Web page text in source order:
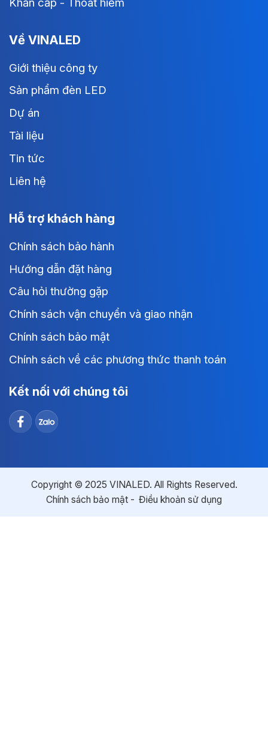
Về VINALED
Giới thiệu công ty
Sản phẩm đèn LED
Dự án
Tài liệu
Tin tức
Liên hệ
Hỗ trợ khách hàng
Chính sách bảo hành
Hướng dẫn đặt hàng
Câu hỏi thường gặp
Chính sách vận chuyển và giao nhận
Chính sách bảo mật
Chính sách về các phương thức thanh toán
Kết nối với chúng tôi
Copyright © 2025 VINALED. All Rights Reserved.
Chính sách bảo mật
Điều khoản sử dụng